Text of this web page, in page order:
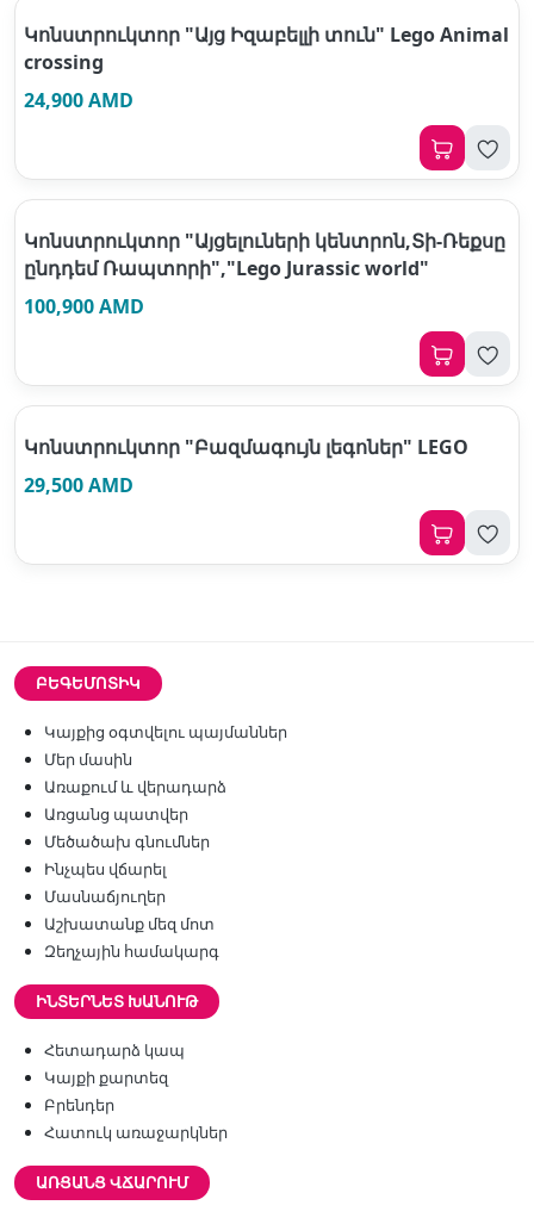
Կոնստրուկտոր "Այց Իզաբելլի տուն" Lego Animal
crossing
24,900 AMD
Կոնստրուկտոր "Այցելուների կենտրոն,Տի-Ռեքսը
ընդդեմ Ռապտորի","Lego Jurassic world"
100,900 AMD
Կոնստրուկտոր "Բազմագույն լեգոներ" LEGO
29,500 AMD
ԲԵԳԵՄՈՏԻԿ
Կայքից օգտվելու պայմաններ
Մեր մասին
Առաքում և վերադարձ
Առցանց պատվեր
Մեծածախ գնումներ
Ինչպես վճարել
Մասնաճյուղեր
Աշխատանք մեզ մոտ
Զեղչային համակարգ
ԻՆՏԵՐՆԵՏ ԽԱՆՈՒԹ
Հետադարձ կապ
Կայքի քարտեզ
Բրենդեր
Հատուկ առաջարկներ
ԱՌՑԱՆՑ ՎՃԱՐՈՒՄ